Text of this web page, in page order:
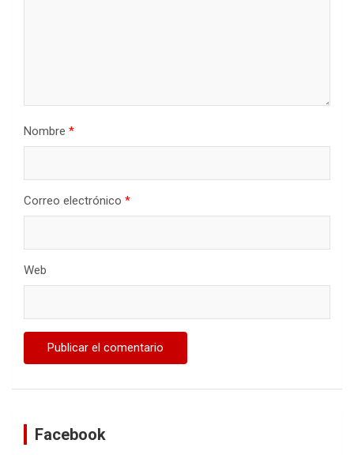
Nombre *
Correo electrónico *
Web
Facebook